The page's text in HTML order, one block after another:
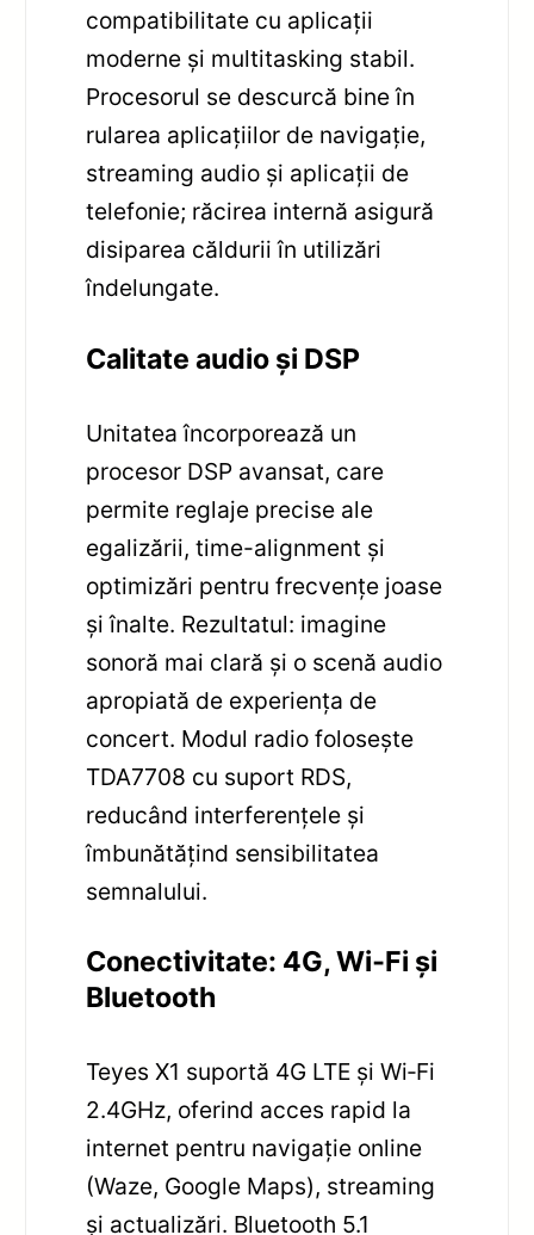
compatibilitate cu aplicații
moderne și multitasking stabil.
Procesorul se descurcă bine în
rularea aplicațiilor de navigație,
streaming audio și aplicații de
telefonie; răcirea internă asigură
disiparea căldurii în utilizări
îndelungate.
Calitate audio și DSP
Unitatea încorporează un
procesor DSP avansat, care
permite reglaje precise ale
egalizării, time-alignment și
optimizări pentru frecvențe joase
și înalte. Rezultatul: imagine
sonoră mai clară și o scenă audio
apropiată de experiența de
concert. Modul radio folosește
TDA7708 cu suport RDS,
reducând interferențele și
îmbunătățind sensibilitatea
semnalului.
Conectivitate: 4G, Wi‑Fi și
Bluetooth
Teyes X1 suportă 4G LTE și Wi‑Fi
2.4GHz, oferind acces rapid la
internet pentru navigație online
(Waze, Google Maps), streaming
și actualizări. Bluetooth 5.1